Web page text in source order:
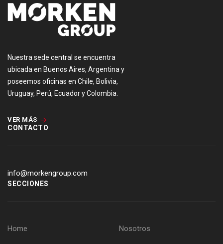
Nuestra sede central se encuentra
ubicada en Buenos Aires, Argentina y
poseemos oficinas en Chile, Bolivia,
Uruguay, Perú, Ecuador y Colombia.
VER MÁS
CONTACTO
info@morkengroup.com
SECCIONES
Home Nosotros